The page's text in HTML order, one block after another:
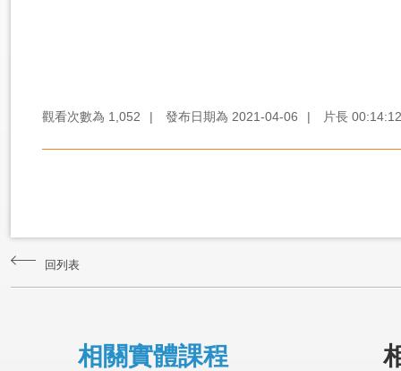
觀看次數為 1,052 | 發布日期為 2021-04-06 | 片長 00:14:12
回列表
相關實體課程